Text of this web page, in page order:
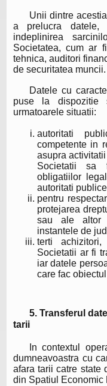
Unii dintre
a prelucra
indeplinirea
Societatea, cum ar
tehnica, auditori
de securitatea muncii.
Datele cu
puse la dispozitie
urmatoarele situatii:
autoritati
competente in
asupra
Societatii sa
obligatiilor
autoritati
pentru
protejarea
sau ale altor
instantele de
terti
Societatii ar fi
iar datele
care fac
5. Transferul
tarii
In contextul
dumneavoastra cu
afara tarii catre state
din Spatiul Economic